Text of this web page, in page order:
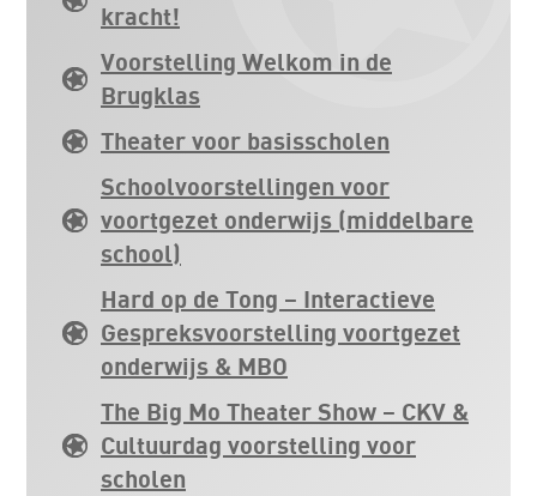
kracht!
Voorstelling Welkom in de
Brugklas
Theater voor basisscholen
Schoolvoorstellingen voor
voortgezet onderwijs (middelbare
school)
Hard op de Tong – Interactieve
Gespreksvoorstelling voortgezet
onderwijs & MBO
The Big Mo Theater Show – CKV &
Cultuurdag voorstelling voor
scholen